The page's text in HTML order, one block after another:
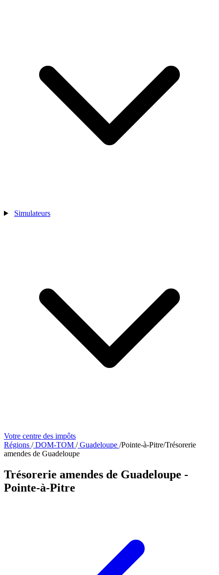
Simulateurs
Votre centre des impôts
Régions /DOM-TOM /Guadeloupe /Pointe-à-Pitre/Trésorerie
amendes de Guadeloupe
Trésorerie amendes de Guadeloupe -
Pointe-à-Pitre